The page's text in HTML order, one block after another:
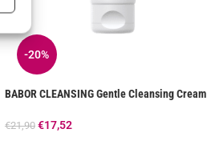
-20%
BABOR CLEANSING Gentle Cleansing Cream
€21,90 €17,52